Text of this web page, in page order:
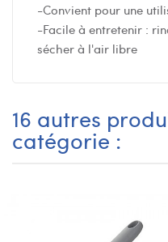
-Convient pour une
-Facile à entretenir :
sécher à l'air libre
16 autres
catégorie :